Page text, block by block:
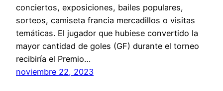
conciertos, exposiciones, bailes populares,
sorteos, camiseta francia mercadillos o visitas
temáticas. El jugador que hubiese convertido la
mayor cantidad de goles (GF) durante el torneo
recibiría el Premio…
noviembre 22, 2023